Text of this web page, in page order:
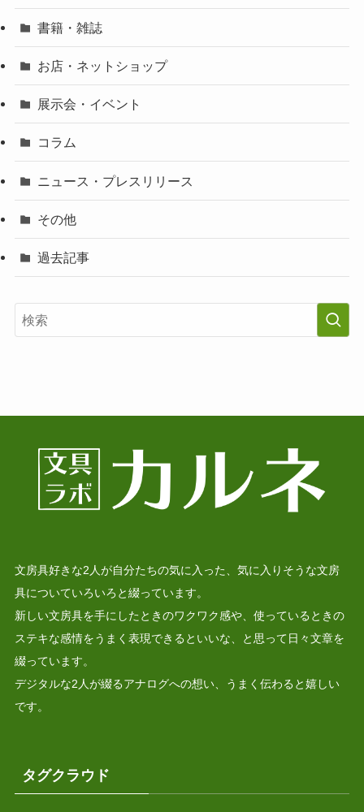
書籍・雑誌
お店・ネットショップ
展示会・イベント
コラム
ニュース・プレスリリース
その他
過去記事
文房具好きな2人が自分たちの気に入った、気に入りそうな文房
具についていろいろと綴っています。
新しい文房具を手にしたときのワクワク感や、使っているときの
ステキな感情をうまく表現できるといいな、と思って日々文章を
綴っています。
デジタルな2人が綴るアナログへの想い、うまく伝わると嬉しい
です。
タグクラウド